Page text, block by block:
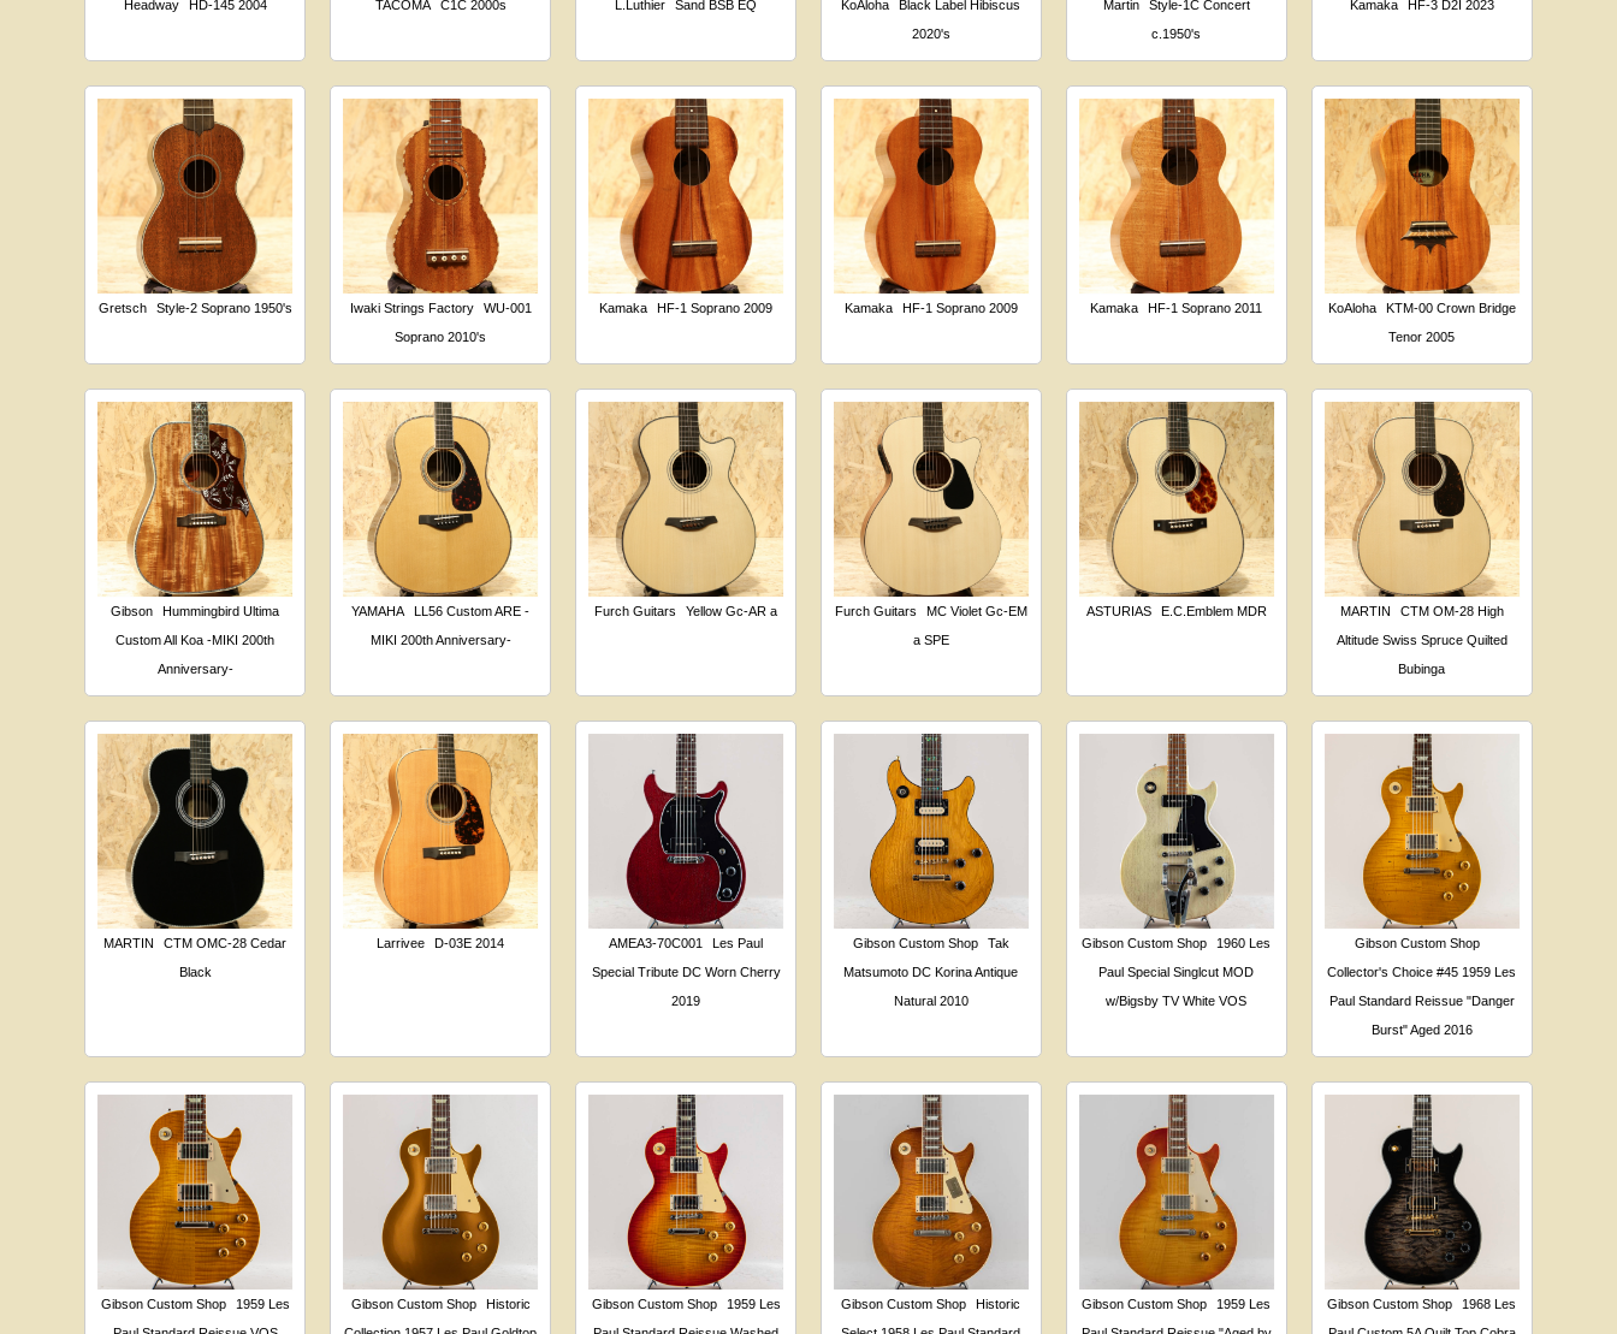
Headway HD-145 2004 TACOMA C1C 2000s L.Luthier Sand BSB EQ KoAloha
Black Label Hibiscus
2020's
Martin
Style-1C Concert
c.1950's
Kamaka HF-3 D2I 2023
Gretsch Style-2 Soprano 1950's Iwaki Strings Factory
WU-001
Soprano 2010's
Kamaka HF-1 Soprano 2009 Kamaka HF-1 Soprano 2009 Kamaka HF-1 Soprano 2011 KoAloha
KTM-00 Crown Bridge
Tenor 2005
Gibson
Hummingbird Ultima
Custom All Koa -MIKI 200th
Anniversary-
YAMAHA
LL56 Custom ARE -
MIKI 200th Anniversary-
Furch Guitars Yellow Gc-AR a Furch Guitars
MC Violet Gc-EM
a SPE
ASTURIAS E.C.Emblem MDR MARTIN
CTM OM-28 High
Altitude Swiss Spruce Quilted
Bubinga
MARTIN
CTM OMC-28 Cedar
Black
Larrivee D-03E 2014 AMEA3-70C001
Les Paul
Special Tribute DC Worn Cherry
2019
Gibson Custom Shop
Tak
Matsumoto DC Korina Antique
Natural 2010
Gibson Custom Shop
1960 Les
Paul Special Singlcut MOD
w/Bigsby TV White VOS
Gibson Custom Shop
Collector's Choice #45 1959 Les
Paul Standard Reissue "Danger
Burst" Aged 2016
Gibson Custom Shop
1959 Les
Gibson Custom Shop
Historic
Gibson Custom Shop
1959 Les
Gibson Custom Shop
Historic
Gibson Custom Shop
1959 Les
Gibson Custom Shop
1968 Les